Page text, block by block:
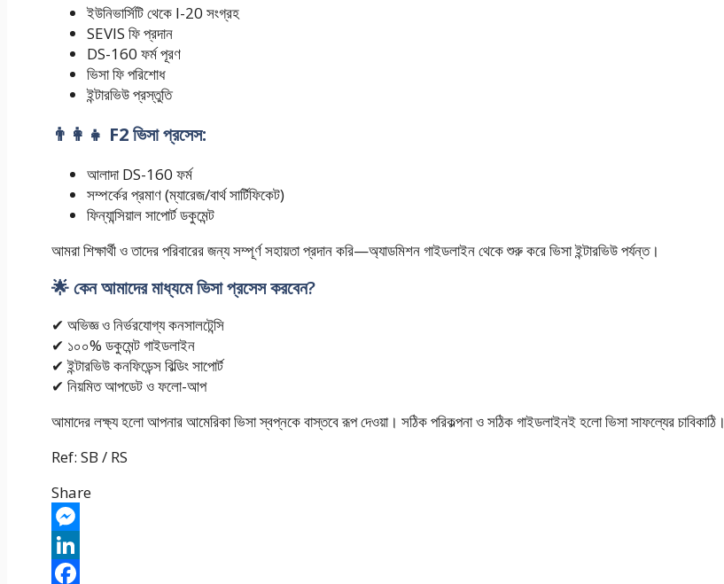
ইউনিভার্সিটি থেকে I-20 সংগ্রহ
SEVIS ফি প্রদান
DS-160 ফর্ম পূরণ
ভিসা ফি পরিশোধ
ইন্টারভিউ প্রস্তুতি
👨‍👩‍👧 F2 ভিসা প্রসেস:
আলাদা DS-160 ফর্ম
সম্পর্কের প্রমাণ (ম্যারেজ/বার্থ সার্টিফিকেট)
ফিন্যান্সিয়াল সাপোর্ট ডকুমেন্ট
আমরা শিক্ষার্থী ও তাদের পরিবারের জন্য সম্পূর্ণ সহায়তা প্রদান করি—অ্যাডমিশন গাইডলাইন থেকে শুরু করে ভিসা ইন্টারভিউ পর্যন্ত।
🌟 কেন আমাদের মাধ্যমে ভিসা প্রসেস করবেন?
✔ অভিজ্ঞ ও নির্ভরযোগ্য কনসালটেন্সি
✔ ১০০% ডকুমেন্ট গাইডলাইন
✔ ইন্টারভিউ কনফিডেন্স বিল্ডিং সাপোর্ট
✔ নিয়মিত আপডেট ও ফলো-আপ
আমাদের লক্ষ্য হলো আপনার আমেরিকা ভিসা স্বপ্নকে বাস্তবে রূপ দেওয়া। সঠিক পরিকল্পনা ও সঠিক গাইডলাইনই হলো ভিসা সাফল্যের চাবিকাঠি।
Ref: SB / RS
Share
Messenger
LinkedIn